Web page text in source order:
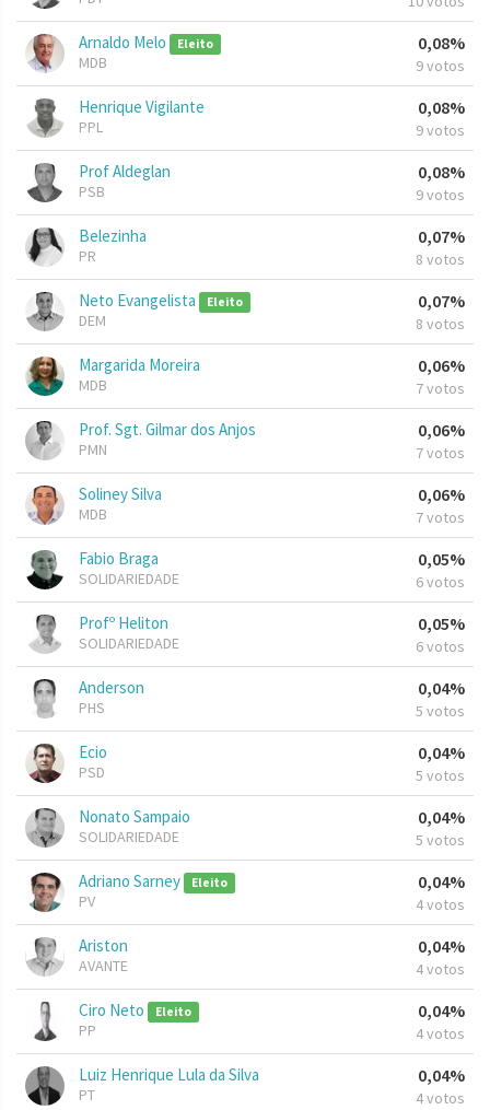
Arnaldo Melo Eleito
MDB
0,08%
9 votos
Henrique Vigilante
PPL
0,08%
9 votos
Prof Aldeglan
PSB
0,08%
9 votos
Belezinha
PR
0,07%
8 votos
Neto Evangelista Eleito
DEM
0,07%
8 votos
Margarida Moreira
MDB
0,06%
7 votos
Prof. Sgt. Gilmar dos Anjos
PMN
0,06%
7 votos
Soliney Silva
MDB
0,06%
7 votos
Fabio Braga
SOLIDARIEDADE
0,05%
6 votos
Profº Heliton
SOLIDARIEDADE
0,05%
6 votos
Anderson
PHS
0,04%
5 votos
Ecio
PSD
0,04%
5 votos
Nonato Sampaio
SOLIDARIEDADE
0,04%
5 votos
Adriano Sarney Eleito
PV
0,04%
4 votos
Ariston
AVANTE
0,04%
4 votos
Ciro Neto Eleito
PP
0,04%
4 votos
Luiz Henrique Lula da Silva
PT
0,04%
4 votos